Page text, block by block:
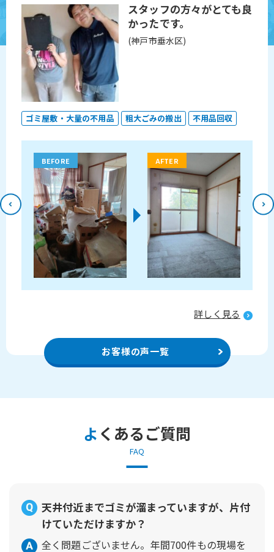
明るく誠実に対応いただ
けて良かったです。
(神戸市北区)
ゴミ屋敷・大量の不用品 不用品回収
BEFORE AFTER
詳しく見る
お客様の声一覧
よくあるご質問
FAQ
天井付近までゴミが溜まっていますが、片付
けていただけますか？
全く問題ございません。年間700件もの現場を